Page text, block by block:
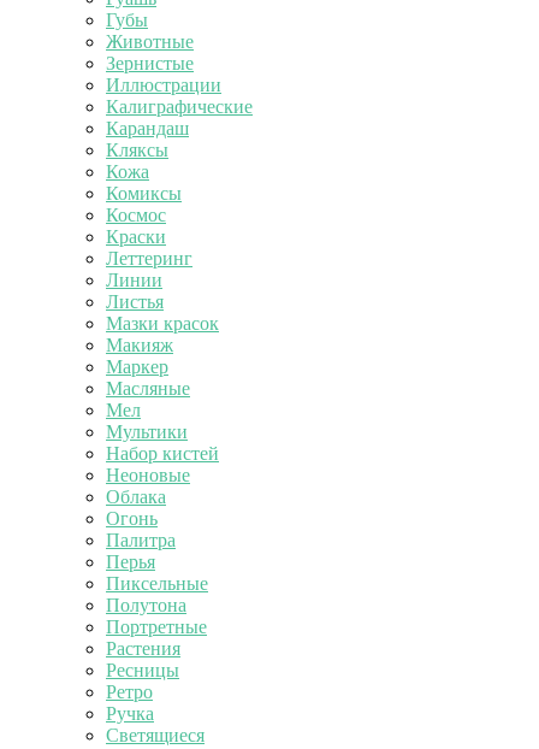
Губы
Животные
Зернистые
Иллюстрации
Калиграфические
Карандаш
Кляксы
Кожа
Комиксы
Космос
Краски
Леттеринг
Линии
Листья
Мазки красок
Макияж
Маркер
Масляные
Мел
Мультики
Набор кистей
Неоновые
Облака
Огонь
Палитра
Перья
Пиксельные
Полутона
Портретные
Растения
Ресницы
Ретро
Ручка
Светящиеся